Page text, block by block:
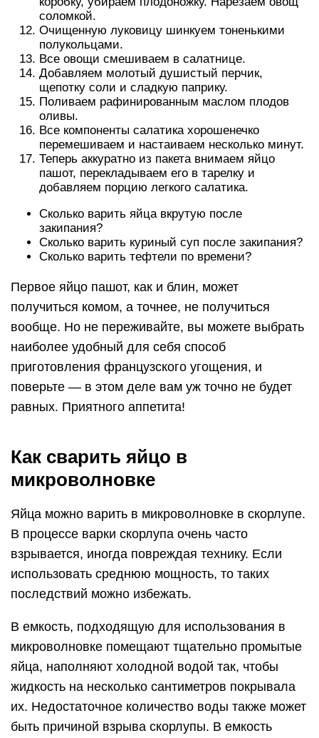
соломкой.
Очищенную луковицу шинкуем тоненькими
полукольцами.
Все овощи смешиваем в салатнице.
Добавляем молотый душистый перчик,
щепотку соли и сладкую паприку.
Поливаем рафинированным маслом плодов
оливы.
Все компоненты салатика хорошенечко
перемешиваем и настаиваем несколько минут.
Теперь аккуратно из пакета внимаем яйцо
пашот, перекладываем его в тарелку и
добавляем порцию легкого салатика.
Сколько варить яйца вкрутую после
закипания?
Сколько варить куриный суп после закипания?
Сколько варить тефтели по времени?
Первое яйцо пашот, как и блин, может
получиться комом, а точнее, не получиться
вообще. Но не переживайте, вы можете выбрать
наиболее удобный для себя способ
приготовления французского угощения, и
поверьте — в этом деле вам уж точно не будет
равных. Приятного аппетита!
Как сварить яйцо в
микроволновке
Яйца можно варить в микроволновке в скорлупе.
В процессе варки скорлупа очень часто
взрывается, иногда повреждая технику. Если
использовать среднюю мощность, то таких
последствий можно избежать.
В емкость, подходящую для использования в
микроволновке помещают тщательно промытые
яйца, наполняют холодной водой так, чтобы
жидкость на несколько сантиметров покрывала
их. Недостаточное количество воды также может
быть причиной взрыва скорлупы. В емкость